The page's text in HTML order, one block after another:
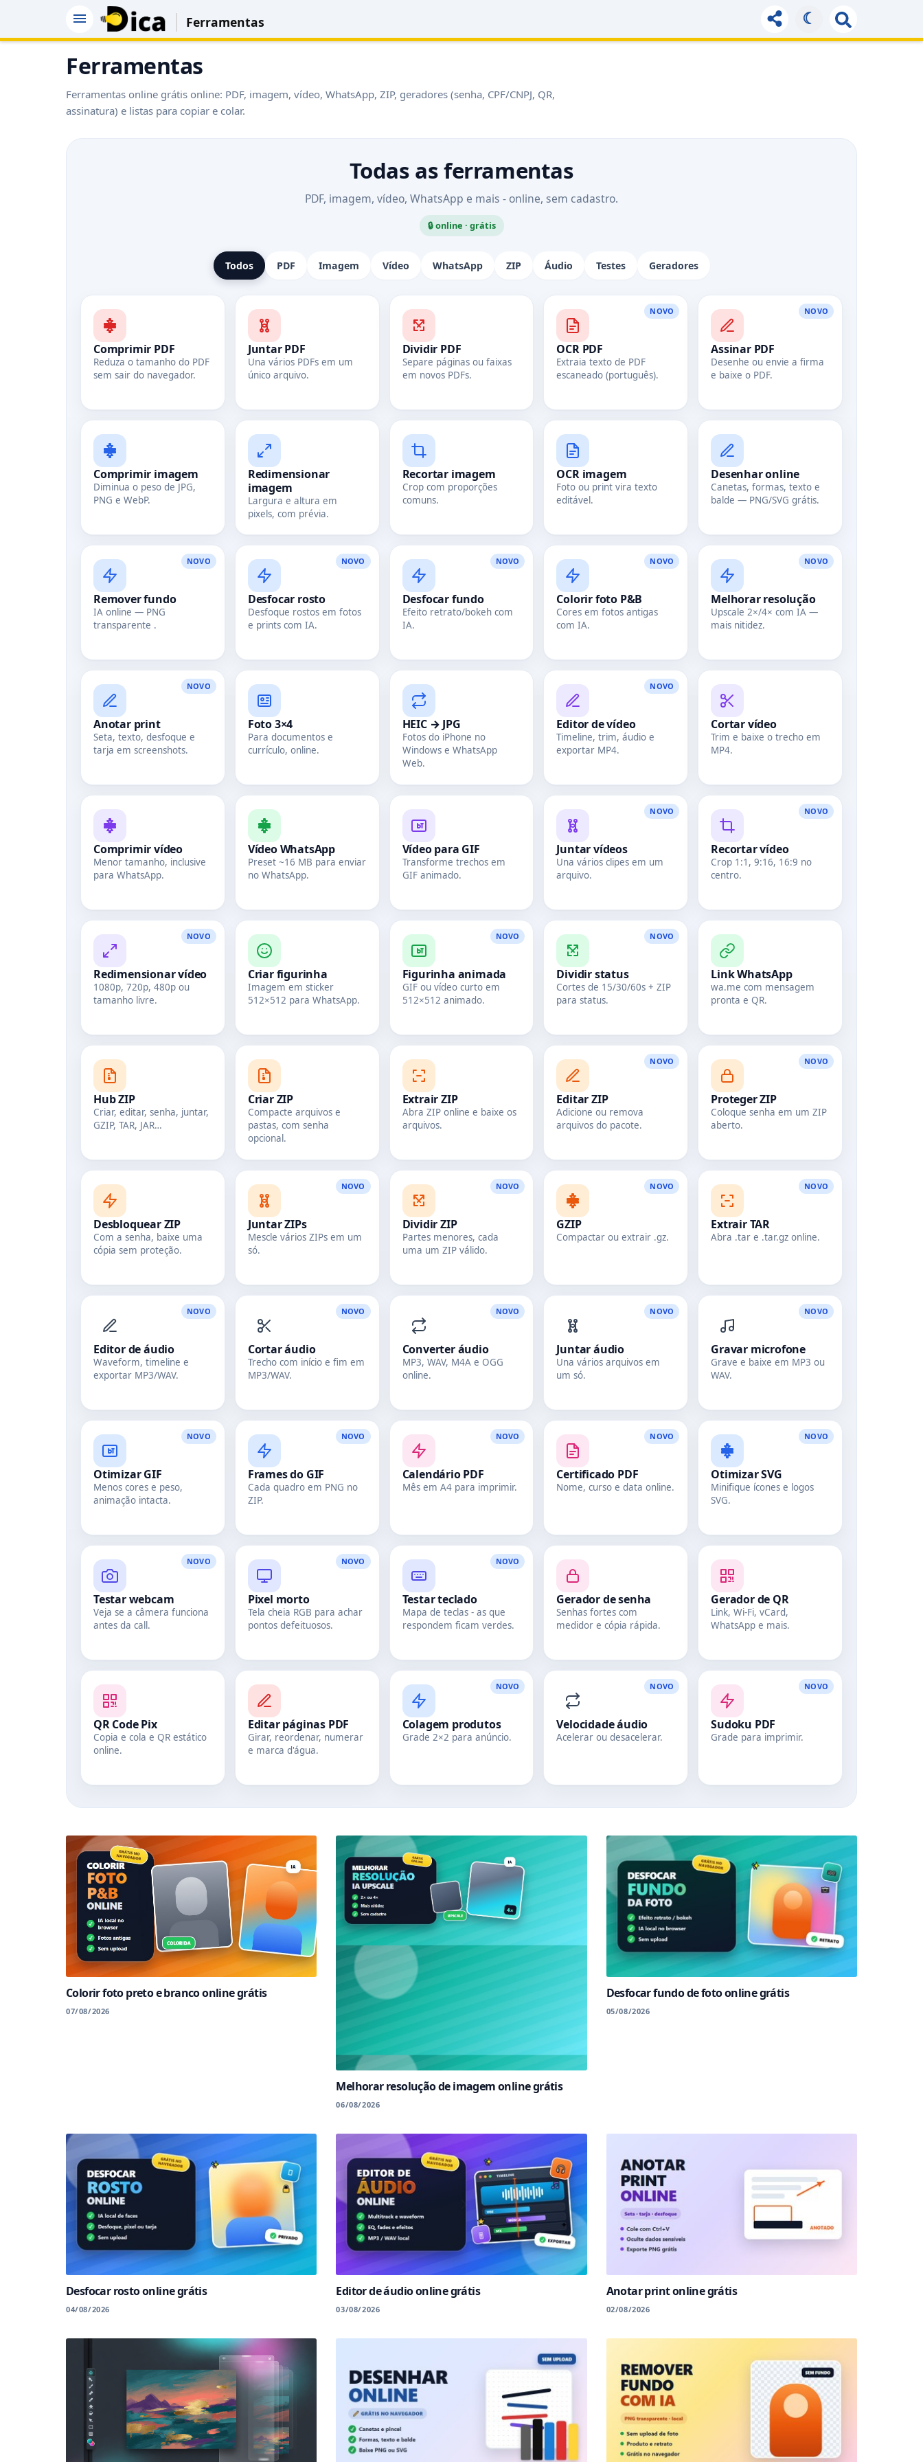
Ferramentas ☾
Ferramentas
Ferramentas online grátis online: PDF, imagem, vídeo, WhatsApp, ZIP, geradores (senha, CPF/CNPJ, QR,
assinatura) e listas para copiar e colar.
Todas as ferramentas
PDF, imagem, vídeo, WhatsApp e mais - online, sem cadastro.
🔒 online · grátis
Todos PDF Imagem Vídeo WhatsApp ZIP Áudio Testes Geradores
Comprimir PDF
Reduza o tamanho do PDF
sem sair do navegador.
Juntar PDF
Una vários PDFs em um
único arquivo.
Dividir PDF
Separe páginas ou faixas
em novos PDFs.
NOVO
OCR PDF
Extraia texto de PDF
escaneado (português).
NOVO
Assinar PDF
Desenhe ou envie a firma
e baixe o PDF.
Comprimir imagem
Diminua o peso de JPG,
PNG e WebP.
Redimensionar
imagem
Largura e altura em
pixels, com prévia.
Recortar imagem
Crop com proporções
comuns.
OCR imagem
Foto ou print vira texto
editável.
Desenhar online
Canetas, formas, texto e
balde — PNG/SVG grátis.
NOVO
Remover fundo
IA online — PNG
transparente .
NOVO
Desfocar rosto
Desfoque rostos em fotos
e prints com IA.
NOVO
Desfocar fundo
Efeito retrato/bokeh com
IA.
NOVO
Colorir foto P&B
Cores em fotos antigas
com IA.
NOVO
Melhorar resolução
Upscale 2×/4× com IA —
mais nitidez.
NOVO
Anotar print
Seta, texto, desfoque e
tarja em screenshots.
Foto 3×4
Para documentos e
currículo, online.
HEIC → JPG
Fotos do iPhone no
Windows e WhatsApp
Web.
NOVO
Editor de vídeo
Timeline, trim, áudio e
exportar MP4.
Cortar vídeo
Trim e baixe o trecho em
MP4.
Comprimir vídeo
Menor tamanho, inclusive
para WhatsApp.
Vídeo WhatsApp
Preset ~16 MB para enviar
no WhatsApp.
Vídeo para GIF
Transforme trechos em
GIF animado.
NOVO
Juntar vídeos
Una vários clipes em um
arquivo.
NOVO
Recortar vídeo
Crop 1:1, 9:16, 16:9 no
centro.
NOVO
Redimensionar vídeo
1080p, 720p, 480p ou
tamanho livre.
Criar figurinha
Imagem em sticker
512×512 para WhatsApp.
NOVO
Figurinha animada
GIF ou vídeo curto em
512×512 animado.
NOVO
Dividir status
Cortes de 15/30/60s + ZIP
para status.
Link WhatsApp
wa.me com mensagem
pronta e QR.
Hub ZIP
Criar, editar, senha, juntar,
GZIP, TAR, JAR…
Criar ZIP
Compacte arquivos e
pastas, com senha
opcional.
Extrair ZIP
Abra ZIP online e baixe os
arquivos.
NOVO
Editar ZIP
Adicione ou remova
arquivos do pacote.
NOVO
Proteger ZIP
Coloque senha em um ZIP
aberto.
Desbloquear ZIP
Com a senha, baixe uma
cópia sem proteção.
NOVO
Juntar ZIPs
Mescle vários ZIPs em um
só.
NOVO
Dividir ZIP
Partes menores, cada
uma um ZIP válido.
NOVO
GZIP
Compactar ou extrair .gz.
NOVO
Extrair TAR
Abra .tar e .tar.gz online.
NOVO
Editor de áudio
Waveform, timeline e
exportar MP3/WAV.
NOVO
Cortar áudio
Trecho com início e fim em
MP3/WAV.
NOVO
Converter áudio
MP3, WAV, M4A e OGG
online.
NOVO
Juntar áudio
Una vários arquivos em
um só.
NOVO
Gravar microfone
Grave e baixe em MP3 ou
WAV.
NOVO
Otimizar GIF
Menos cores e peso,
animação intacta.
NOVO
Frames do GIF
Cada quadro em PNG no
ZIP.
NOVO
Calendário PDF
Mês em A4 para imprimir.
NOVO
Certificado PDF
Nome, curso e data online.
NOVO
Otimizar SVG
Minifique ícones e logos
SVG.
NOVO
Testar webcam
Veja se a câmera funciona
antes da call.
NOVO
Pixel morto
Tela cheia RGB para achar
pontos defeituosos.
NOVO
Testar teclado
Mapa de teclas - as que
respondem ficam verdes.
Gerador de senha
Senhas fortes com
medidor e cópia rápida.
Gerador de QR
Link, Wi‑Fi, vCard,
WhatsApp e mais.
QR Code Pix
Copia e cola e QR estático
online.
Editar páginas PDF
Girar, reordenar, numerar
e marca d'água.
NOVO
Colagem produtos
Grade 2×2 para anúncio.
NOVO
Velocidade áudio
Acelerar ou desacelerar.
NOVO
Sudoku PDF
Grade para imprimir.
Colorir foto preto e branco online grátis
07/08/2026
Melhorar resolução de imagem online grátis
06/08/2026
Desfocar fundo de foto online grátis
05/08/2026
Desfocar rosto online grátis
04/08/2026
Editor de áudio online grátis
03/08/2026
Anotar print online grátis
02/08/2026
Copiar